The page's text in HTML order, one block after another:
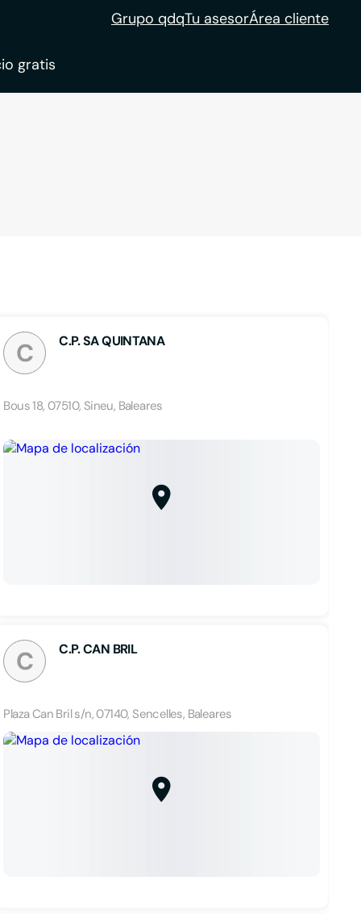
Grupo qdqTu asesorÁrea cliente
gratis
C C.P. SA QUINTANA
Bous 18, 07510, Sineu, Baleares
C C.P. CAN BRIL
Plaza Can Bril s/n, 07140, Sencelles, Baleares